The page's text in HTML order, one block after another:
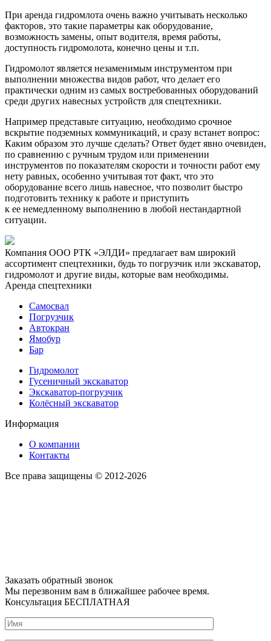
При аренда гидромлота очень важно учитывать несколько
факторов, это такие параметры как оборудование,
возможность замены, опыт водителя, время работы,
доступность гидромолота, конечно цены и т.п.
Гидромолот является незаменимым инструментом при
выполнении множества видов работ, что делает его
практически одним из самых востребованных оборудований
среди других навесных устройств для спецтехники.
Например представьте ситуацию, необходимо срочное
вскрытие подземных коммуникаций, и сразу встанет вопрос:
Каким образом это лучше сделать? Ответ будет явно очевиден,
по сравнению с ручным трудом или применении
инструментов по показателям скорости и точности работ ему
нету равных, особенно учитывая тот факт, что это
оборудование всего лишь навесное, что позволит быстро
подготовить технику к работе и приступить
к ее немедленному выполнению в любой нестандартной
ситуации.
Компания ООО РТК «ЭЛДИ» предлагает вам широкий
ассортимент спецтехники, будь то погрузчик или экскаватор,
гидромолот и другие виды, которые вам необходимы.
Аренда спецтехники
Самосвал
Погрузчик
Автокран
Ямобур
Бар
Гидромолот
Гусеничный экскаватор
Экскаватор-погрузчик
Колёсный экскаватор
Информация
О компании
Контакты
Все права защищены © 2012-2026
Заказать обратный звонок
Мы перезвоним вам в ближайшее рабочее время.
Консультация БЕСПЛАТНАЯ